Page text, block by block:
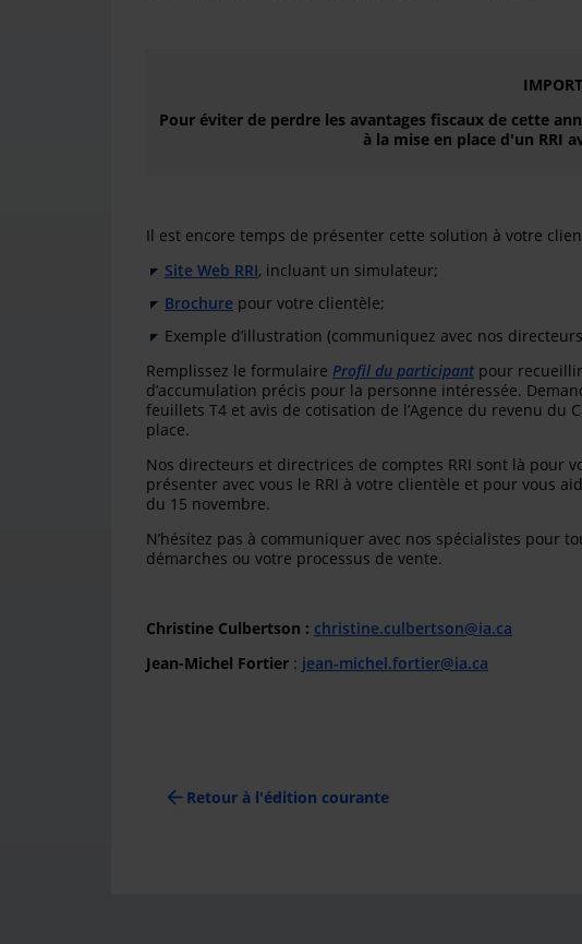
Pour éviter de perdre les avantages fiscaux de cette
à la mise en place d'un RRI
Il est encore temps de présenter cette solution à votre
Site Web RRI, incluant un simulateur;
Brochure pour votre clientèle;
Exemple d’illustration (communiquez avec nos
Remplissez le formulaire Profil du participantpour recueillir
d’accumulation précis pour la personne intéressée.
feuillets T4 et avis de cotisation de l’Agence du revenu
place.
Nos directeurs et directrices de comptes RRI sont là pour
présenter avec vous le RRI à votre clientèle et pour vous
du 15 novembre.
N’hésitez pas à communiquer avec nos spécialistes pour
démarches ou votre processus de vente.
Christine Culbertson : christine.culbertson@ia.ca
Jean-Michel Fortier : jean-michel.fortier@ia.ca
arrow_back Retour à l'édition courante